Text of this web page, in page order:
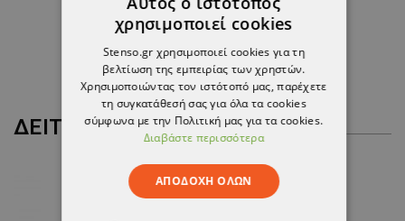
1,00 €
0,89 €
ΔΕΊΤΕ ΠΕΡΙΣΣΌΤΕΡΑ
χρησιμοποιεί cookies
Stenso.gr χρησιμοποιεί cookies για τη
βελτίωση της εμπειρίας των χρηστών.
Χρησιμοποιώντας τον ιστότοπό μας, παρέχετε
τη συγκατάθεσή σας για όλα τα cookies
σύμφωνα με την Πολιτική μας για τα cookies.
Διαβάστε περισσότερα
ΑΠΟΔΟΧΉ ΌΛΩΝ